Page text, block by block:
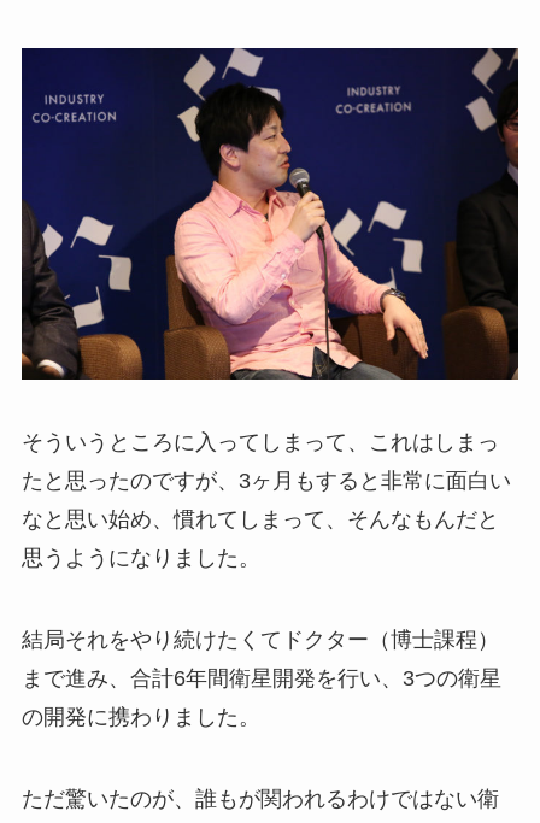
そういうところに入ってしまって、これはしまっ
たと思ったのですが、3ヶ月もすると非常に面白い
なと思い始め、慣れてしまって、そんなもんだと
思うようになりました。
結局それをやり続けたくてドクター（博士課程）
まで進み、合計6年間衛星開発を行い、3つの衛星
の開発に携わりました。
ただ驚いたのが、誰もが関われるわけではない衛